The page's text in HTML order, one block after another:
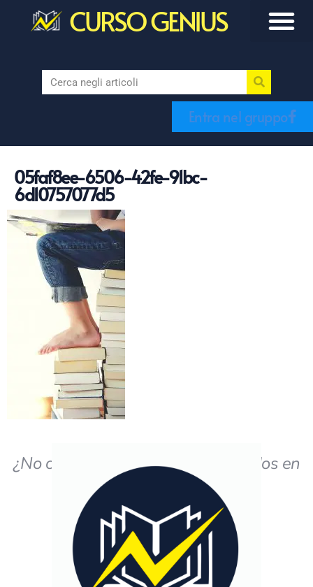
CURSO GENIUS
Entra nel gruppo
05faf8ee-6506-42fe-91bc-
6d10757077d5
¿No obtiene los resultados deseados en
el estudio?